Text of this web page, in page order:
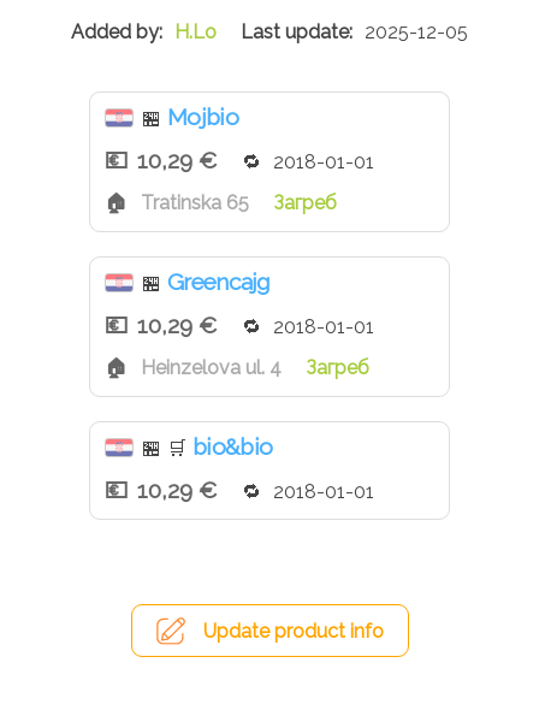
H.Lo 2025-12-05
🏪 Mojbio
10,29 €
2018-01-01
Tratinska 65
Загреб
🏪 Greencajg
10,29 €
2018-01-01
Heinzelova ul. 4
Загреб
🏪 🛒 bio&bio
10,29 €
2018-01-01
Update product info